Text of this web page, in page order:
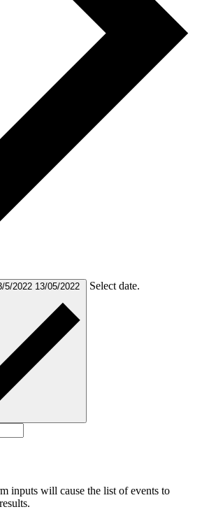
5/2022 13/05/2022 Select date.
inputs will cause the list of events to